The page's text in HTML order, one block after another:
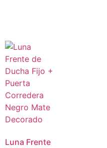
Luna Frente